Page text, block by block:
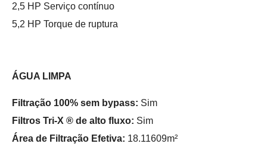
2,5 HP Serviço contínuo
5,2 HP Torque de ruptura
ÁGUA LIMPA
Filtração 100% sem bypass: Sim
Filtros Tri-X ® de alto fluxo: Sim
Área de Filtração Efetiva: 18.11609m²